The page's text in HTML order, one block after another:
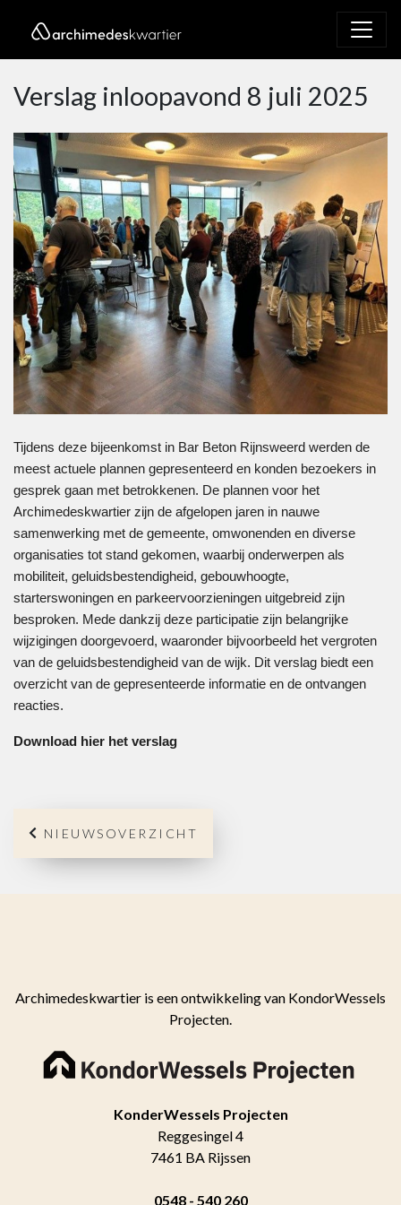
Verslag inloopavond 8 juli 2025
Tijdens deze bijeenkomst in Bar Beton Rijnsweerd werden de
meest actuele plannen gepresenteerd en konden bezoekers in
gesprek gaan met betrokkenen. De plannen voor het
Archimedeskwartier zijn de afgelopen jaren in nauwe
samenwerking met de gemeente, omwonenden en diverse
organisaties tot stand gekomen, waarbij onderwerpen als
mobiliteit, geluidsbestendigheid, gebouwhoogte,
starterswoningen en parkeervoorzieningen uitgebreid zijn
besproken. Mede dankzij deze participatie zijn belangrijke
wijzigingen doorgevoerd, waaronder bijvoorbeeld het vergroten
van de geluidsbestendigheid van de wijk. Dit verslag biedt een
overzicht van de gepresenteerde informatie en de ontvangen
reacties.
Download hier het verslag
NIEUWSOVERZICHT
Archimedeskwartier is een ontwikkeling van KondorWessels
Projecten.
KonderWessels Projecten
Reggesingel 4
7461 BA Rijssen
0548 - 540 260